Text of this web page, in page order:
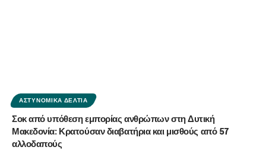
ΑΣΤΥΝΟΜΙΚΆ ΔΕΛΤΊΑ
Σοκ από υπόθεση εμπορίας ανθρώπων στη Δυτική
Μακεδονία: Κρατούσαν διαβατήρια και μισθούς από 57
αλλοδαπούς